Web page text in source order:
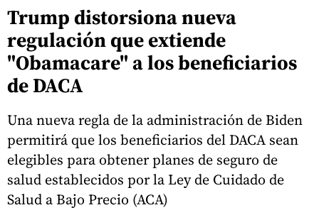
Trump distorsiona nueva
regulación que extiende
"Obamacare" a los beneficiarios
de DACA
Una nueva regla de la administración de Biden
permitirá que los beneficiarios del DACA sean
elegibles para obtener planes de seguro de
salud establecidos por la Ley de Cuidado de
Salud a Bajo Precio (ACA)